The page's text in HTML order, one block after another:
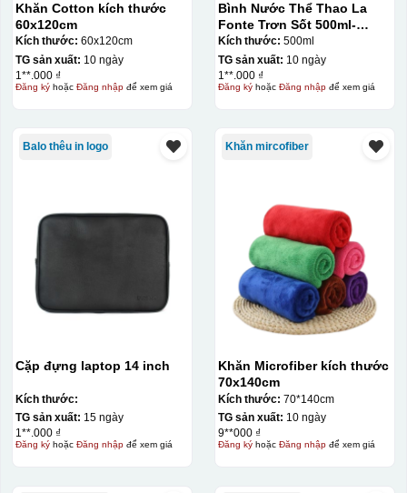
Khăn Cotton kích thước
60x120cm
Kích thước: 60x120cm
TG sản xuất: 10 ngày
1**.000 ₫
Đăng kýhoặc Đăng nhậpđể xem giá
Bình Nước Thể Thao La
Fonte Trơn Sốt 500ml-
010009
Kích thước: 500ml
TG sản xuất: 10 ngày
1**.000 ₫
Đăng kýhoặc Đăng nhậpđể xem giá
Balo thêu in logo
Cặp đựng laptop 14 inch
Kích thước:
TG sản xuất: 15 ngày
1**.000 ₫
Đăng kýhoặc Đăng nhậpđể xem giá
Khăn mircofiber
Khăn Microfiber kích thước
70x140cm
Kích thước: 70*140cm
TG sản xuất: 10 ngày
9**000 ₫
Đăng kýhoặc Đăng nhậpđể xem giá